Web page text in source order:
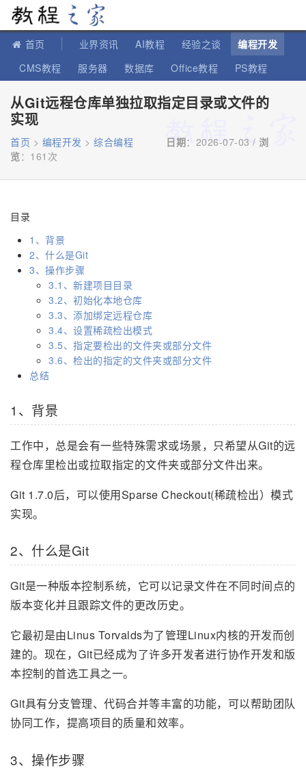
首页 业界资讯 AI教程 经验之谈
编程开发
CMS教程
服务器 数据库 Office教程
PS教程
从Git远程仓库单独拉取指定目录或文件的
实现
首页 > 编程开发 > 综合编程 日期：2026-07-03 / 浏
览： 161次
目录
1、背景
2、什么是Git
3、操作步骤
3.1、新建项目目录
3.2、初始化本地仓库
3.3、添加绑定远程仓库
3.4、设置稀疏检出模式
3.5、指定要检出的文件夹或部分文件
3.6、检出的指定的文件夹或部分文件
总结
1、背景
工作中，总是会有一些特殊需求或场景，只希望从Git的远
程仓库里检出或拉取指定的文件夹或部分文件出来。
Git 1.7.0后，可以使用Sparse Checkout(稀疏检出）模式
实现。
2、什么是Git
Git是一种版本控制系统，它可以记录文件在不同时间点的
版本变化并且跟踪文件的更改历史。
它最初是由Linus Torvalds为了管理Linux内核的开发而创
建的。现在，Git已经成为了许多开发者进行协作开发和版
本控制的首选工具之一。
Git具有分支管理、代码合并等丰富的功能，可以帮助团队
协同工作，提高项目的质量和效率。
3、操作步骤